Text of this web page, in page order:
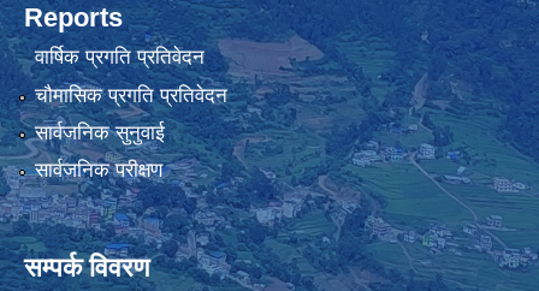
Reports
वार्षिक प्रगति प्रतिवेदन
चौमासिक प्रगति प्रतिवेदन
सार्वजनिक सुनुवाई
सार्वजनिक परीक्षण
सम्पर्क विवरण